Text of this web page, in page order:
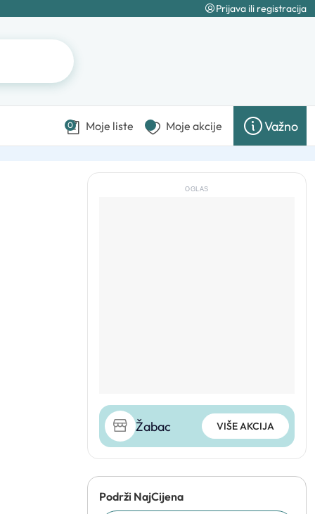
Prijava ili registracija
0 Moje liste Moje akcije Važno
OGLAS
Žabac VIŠE AKCIJA
Podrži NajCijena